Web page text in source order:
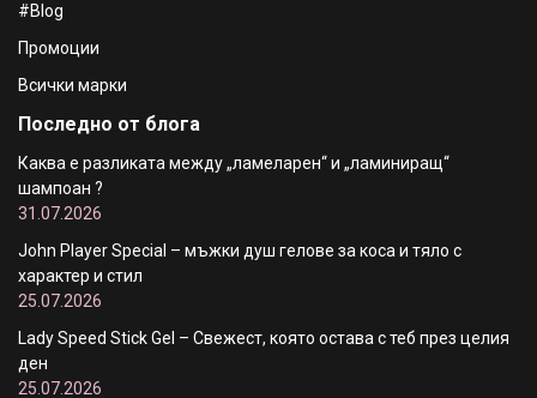
#Blog
Промоции
Всички марки
Последно от блога
Каква е разликата между „ламеларен“ и „ламиниращ“
шампоан ?
31.07.2026
John Player Special – мъжки душ гелове за коса и тяло с
характер и стил
25.07.2026
Lady Speed Stick Gel – Свежест, която остава с теб през целия
ден
25.07.2026